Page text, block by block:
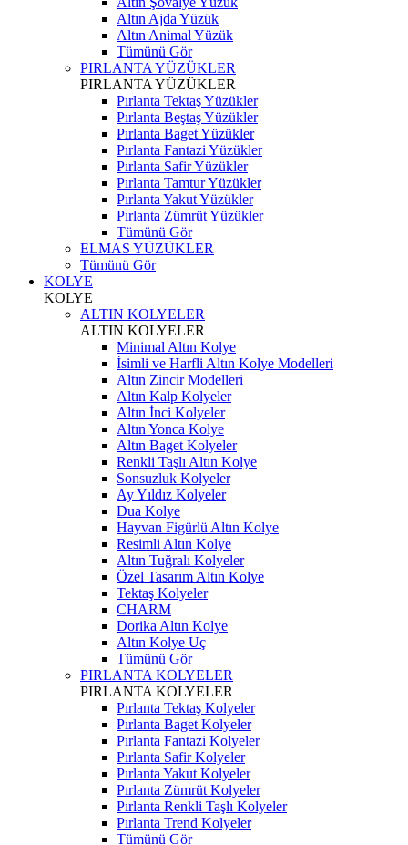
Altın Ajda Yüzük
Altın Animal Yüzük
Tümünü Gör
PIRLANTA YÜZÜKLER
PIRLANTA YÜZÜKLER
Pırlanta Tektaş Yüzükler
Pırlanta Beştaş Yüzükler
Pırlanta Baget Yüzükler
Pırlanta Fantazi Yüzükler
Pırlanta Safir Yüzükler
Pırlanta Tamtur Yüzükler
Pırlanta Yakut Yüzükler
Pırlanta Zümrüt Yüzükler
Tümünü Gör
ELMAS YÜZÜKLER
Tümünü Gör
KOLYE
KOLYE
ALTIN KOLYELER
ALTIN KOLYELER
Minimal Altın Kolye
İsimli ve Harfli Altın Kolye Modelleri
Altın Zincir Modelleri
Altın Kalp Kolyeler
Altın İnci Kolyeler
Altın Yonca Kolye
Altın Baget Kolyeler
Renkli Taşlı Altın Kolye
Sonsuzluk Kolyeler
Ay Yıldız Kolyeler
Dua Kolye
Hayvan Figürlü Altın Kolye
Resimli Altın Kolye
Altın Tuğralı Kolyeler
Özel Tasarım Altın Kolye
Tektaş Kolyeler
CHARM
Dorika Altın Kolye
Altın Kolye Uç
Tümünü Gör
PIRLANTA KOLYELER
PIRLANTA KOLYELER
Pırlanta Tektaş Kolyeler
Pırlanta Baget Kolyeler
Pırlanta Fantazi Kolyeler
Pırlanta Safir Kolyeler
Pırlanta Yakut Kolyeler
Pırlanta Zümrüt Kolyeler
Pırlanta Renkli Taşlı Kolyeler
Pırlanta Trend Kolyeler
Tümünü Gör